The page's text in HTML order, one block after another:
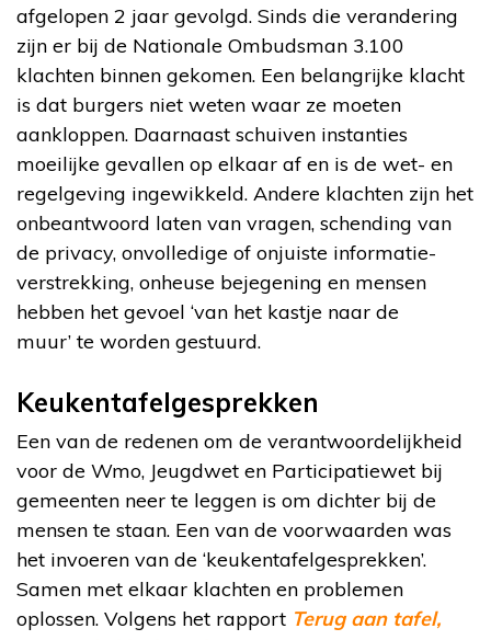
afgelopen 2 jaar gevolgd. Sinds die verandering
zijn er bij de Nationale Ombudsman 3.100
klachten binnen gekomen. Een belangrijke klacht
is dat burgers niet weten waar ze moeten
aankloppen. Daarnaast schuiven instanties
moeilijke gevallen op elkaar af en is de wet- en
regelgeving ingewikkeld. Andere klachten zijn het
onbeantwoord laten van vragen, schending van
de privacy, onvolledige of onjuiste informatie-
verstrekking, onheuse bejegening en mensen
hebben het gevoel ‘van het kastje naar de
muur’ te worden gestuurd.
Keukentafelgesprekken
Een van de redenen om de verantwoordelijkheid
voor de Wmo, Jeugdwet en Participatiewet bij
gemeenten neer te leggen is om dichter bij de
mensen te staan. Een van de voorwaarden was
het invoeren van de ‘keukentafelgesprekken’.
Samen met elkaar klachten en problemen
oplossen. Volgens het rapport Terug aan tafel,